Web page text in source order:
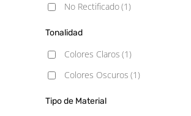
No Rectificado(1)
Tonalidad
Colores Claros (1)
Colores Oscuros (1)
Tipo de Material